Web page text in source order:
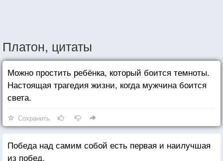
Платон, цитаты
Можно простить ребёнка, который боится темноты.
Настоящая трагедия жизни, когда мужчина боится
света.
Сохранить
Победа над самим собой есть первая и наилучшая
из побед.